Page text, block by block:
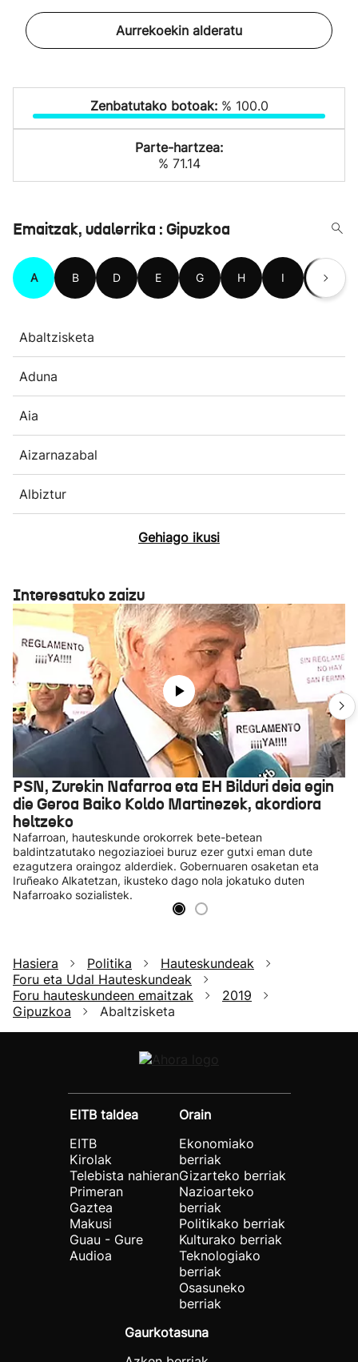
Aurrekoekin alderatu
Zenbatutako botoak: % 100.0
Parte-hartzea:
% 71.14
Emaitzak, udalerrika : Gipuzkoa
A B D E G H I L
Abaltzisketa
Aduna
Aia
Aizarnazabal
Albiztur
Gehiago ikusi
Interesatuko zaizu
PSN, Zurekin Nafarroa eta EH Bilduri deia egin
die Geroa Baiko Koldo Martinezek, akordiora
heltzeko
Nafarroan, hauteskunde orokorrek bete-betean
baldintzatutako negoziazioei buruz ezer gutxi eman dute
ezagutzera oraingoz alderdiek. Gobernuaren osaketan eta
Iruñeako Alkatetzan, ikusteko dago nola jokatuko duten
Nafarroako sozialistek.
Hasiera Politika
Hauteskundeak
Foru eta Udal Hauteskundeak
Foru hauteskundeen emaitzak
2019
Gipuzkoa
Abaltzisketa
EITB taldea
EITB
Kirolak
Telebista nahieran
Primeran
Gaztea
Makusi
Guau - Gure
Audioa
Orain
Ekonomiako
berriak
Gizarteko berriak
Nazioarteko
berriak
Politikako berriak
Kulturako berriak
Teknologiako
berriak
Osasuneko
berriak
Gaurkotasuna